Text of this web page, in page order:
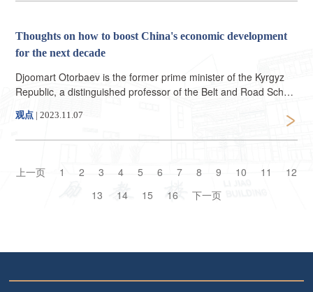
Thoughts on how to boost China's economic development
for the next decade
Djoomart Otorbaev is the former prime minister of the Kyrgyz
Republic, a distinguished professor of the Belt and Road School
of Beijing Normal University, and the author of the book "Central
Asia's Economic Rebirth in the Shadow of the New Great
观点| 2023.11.07
上一页 1 2 3 4 5 6 7 8 9 10 11
12
13
14 15 16 下一页